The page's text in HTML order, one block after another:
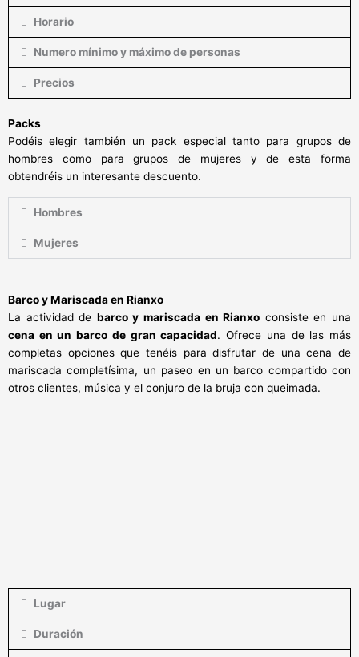
Horario
Numero mínimo y máximo de personas
Precios
Packs
Podéis elegir también un pack especial tanto para grupos de
hombres como para grupos de mujeres y de esta forma
obtendréis un interesante descuento.
Hombres
Mujeres
Barco y Mariscada en Rianxo
La actividad de barco y mariscada en Rianxo consiste en una
cena en un barco de gran capacidad. Ofrece una de las más
completas opciones que tenéis para disfrutar de una cena de
mariscada completísima, un paseo en un barco compartido con
otros clientes, música y el conjuro de la bruja con queimada.
Lugar
Duración